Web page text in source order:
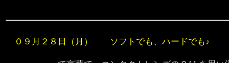
０９月２８日（月） ソフトでも、ハードでも♪